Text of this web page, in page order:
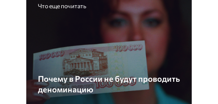
Что еще почитать
Почему в России не будут проводить
деноминацию